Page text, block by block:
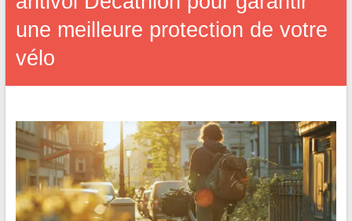
une meilleure protection de votre
vélo